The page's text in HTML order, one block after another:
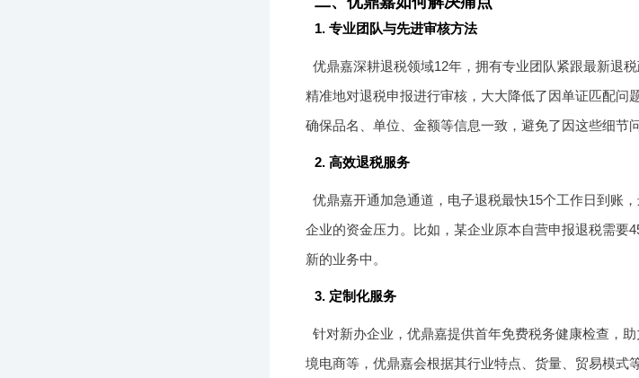
1. 专业团队与先进审核方法
优鼎嘉深耕退税领域12年，拥有专业团队紧跟最新退
精准地对退税申报进行审核，大大降低了因单证匹配问
确保品名、单位、金额等信息一致，避免了因这些细节
2. 高效退税服务
优鼎嘉开通加急通道，电子退税最快15个工作日到账
企业的资金压力。比如，某企业原本自营申报退税需要
新的业务中。
3. 定制化服务
针对新办企业，优鼎嘉提供首年免费税务健康检查，
境电商等，优鼎嘉会根据其行业特点、货量、贸易模式